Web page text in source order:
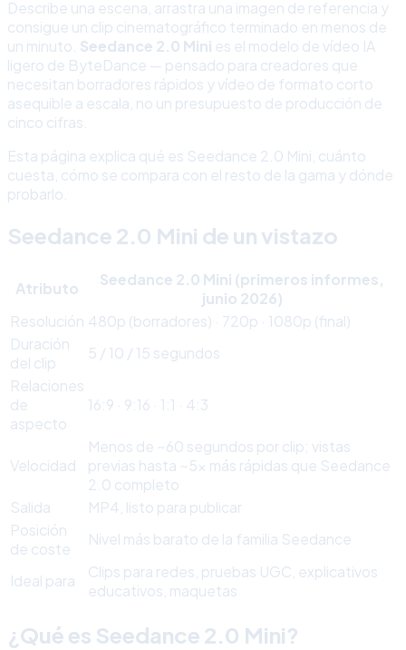
Describe una escena, arrastra una imagen de referencia y
consigue un clip cinematográfico terminado en menos de
un minuto. Seedance 2.0 Mini es el modelo de vídeo IA
ligero de ByteDance — pensado para creadores que
necesitan borradores rápidos y vídeo de formato corto
asequible a escala, no un presupuesto de producción de
cinco cifras.
Esta página explica qué es Seedance 2.0 Mini, cuánto
cuesta, cómo se compara con el resto de la gama y dónde
probarlo.
Seedance 2.0 Mini de un vistazo
Atributo
Seedance 2.0 Mini (primeros informes,
junio 2026)
Resolución 480p (borradores) · 720p · 1080p (final)
Duración
del clip
5 / 10 / 15 segundos
Relaciones
de
aspecto
16:9 · 9:16 · 1:1 · 4:3
Velocidad
Menos de ~60 segundos por clip; vistas
previas hasta ~5× más rápidas que Seedance
2.0 completo
Salida
MP4, listo para publicar
Posición
de coste
Nivel más barato de la familia Seedance
Ideal para
Clips para redes, pruebas UGC, explicativos
educativos, maquetas
¿Qué es Seedance 2.0 Mini?